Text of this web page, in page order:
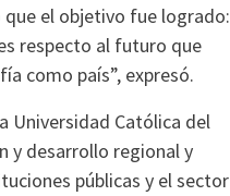
que el objetivo fue logrado:
respecto al futuro que
como país”, expresó.
Universidad Católica del
y desarrollo regional y
públicas y el sector